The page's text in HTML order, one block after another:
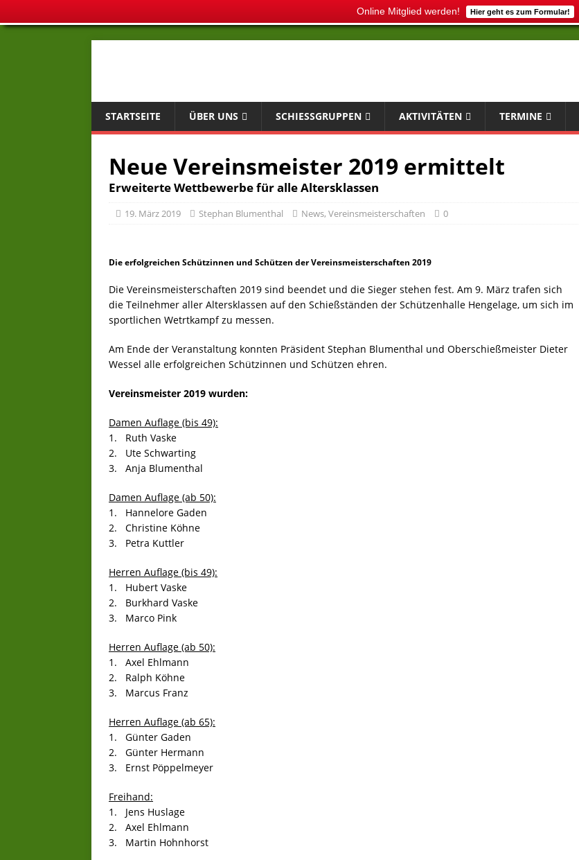
Online Mitglied werden! Hier geht es zum Formular!
STARTSEITE ÜBER UNS SCHIESSGRUPPEN AKTIVITÄTEN TERMINE
Neue Vereinsmeister 2019 ermittelt
Erweiterte Wettbewerbe für alle Altersklassen
19. März 2019 Stephan Blumenthal News, Vereinsmeisterschaften 0
Die erfolgreichen Schützinnen und Schützen der Vereinsmeisterschaften 2019
Die Vereinsmeisterschaften 2019 sind beendet und die Sieger stehen fest. Am 9. März trafen sich
die Teilnehmer aller Altersklassen auf den Schießständen der Schützenhalle Hengelage, um sich im
sportlichen Wetrtkampf zu messen.
Am Ende der Veranstaltung konnten Präsident Stephan Blumenthal und Oberschießmeister Dieter
Wessel alle erfolgreichen Schützinnen und Schützen ehren.
Vereinsmeister 2019 wurden:
Damen Auflage (bis 49):
1. Ruth Vaske
2. Ute Schwarting
3. Anja Blumenthal
Damen Auflage (ab 50):
1. Hannelore Gaden
2. Christine Köhne
3. Petra Kuttler
Herren Auflage (bis 49):
1. Hubert Vaske
2. Burkhard Vaske
3. Marco Pink
Herren Auflage (ab 50):
1. Axel Ehlmann
2. Ralph Köhne
3. Marcus Franz
Herren Auflage (ab 65):
1. Günter Gaden
2. Günter Hermann
3. Ernst Pöppelmeyer
Freihand:
1. Jens Huslage
2. Axel Ehlmann
3. Martin Hohnhorst